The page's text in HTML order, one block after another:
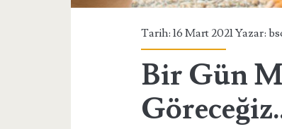
Tarih: 16 Mart 2021 Yazar:
Bir Gün